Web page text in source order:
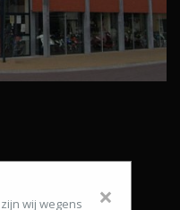
×
zijn wij wegens